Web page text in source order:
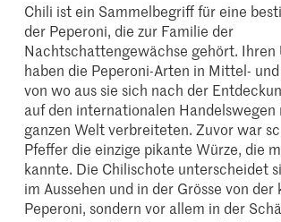
Chili ist ein Sammelbegriff für eine
der Peperoni, die zur Familie der
Nachtschattengewächse gehört. Ihren
haben die Peperoni-Arten in Mittel-
von wo aus sie sich nach der
auf den internationalen Handelswegen
ganzen Welt verbreiteten. Zuvor war
Pfeffer die einzige pikante Würze, die
kannte. Die Chilischote unterscheidet
im Aussehen und in der Grösse von der
Peperoni, sondern vor allem in der